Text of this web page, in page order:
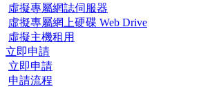
虛擬專屬網誌伺服器
虛擬專屬網上硬碟 Web Drive
虛擬主機租用
立即申請
立即申請
申請流程